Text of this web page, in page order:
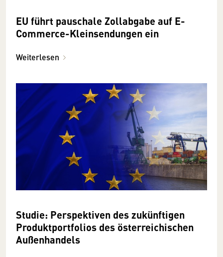
EU führt pauschale Zollabgabe auf E-
Commerce-Kleinsendungen ein
Weiterlesen
Studie: Perspektiven des zukünftigen
Produktportfolios des österreichischen
Außenhandels